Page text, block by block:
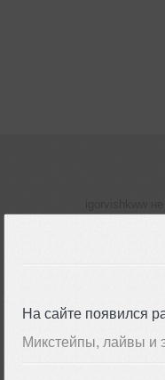
На сайте появился
Микстейпы, лайвы и